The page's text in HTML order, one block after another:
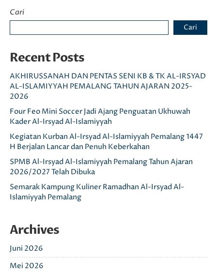
Cari
Cari
Recent Posts
AKHIRUSSANAH DAN PENTAS SENI KB & TK AL-IRSYAD
AL-ISLAMIYYAH PEMALANG TAHUN AJARAN 2025-
2026
Four Feo Mini Soccer Jadi Ajang Penguatan Ukhuwah
Kader Al-Irsyad Al-Islamiyyah
Kegiatan Kurban Al-Irsyad Al-Islamiyyah Pemalang 1447
H Berjalan Lancar dan Penuh Keberkahan
SPMB Al-Irsyad Al-Islamiyyah Pemalang Tahun Ajaran
2026/2027 Telah Dibuka
Semarak Kampung Kuliner Ramadhan Al-Irsyad Al-
Islamiyyah Pemalang
Archives
Juni 2026
Mei 2026